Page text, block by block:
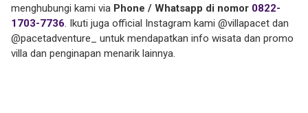
menghubungi kami via Phone / Whatsapp di nomor 0822-
1703-7736. Ikuti juga official Instagram kami @villapacet dan
@pacetadventure_ untuk mendapatkan info wisata dan promo
villa dan penginapan menarik lainnya.